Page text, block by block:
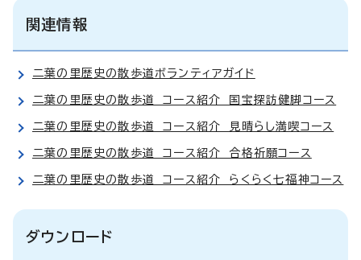
関連情報
二葉の里歴史の散歩道ボランティアガイド
二葉の里歴史の散歩道 コース紹介 国宝探訪健脚コース
二葉の里歴史の散歩道 コース紹介 見晴らし満喫コース
二葉の里歴史の散歩道 コース紹介 合格祈願コース
二葉の里歴史の散歩道 コース紹介 らくらく七福神コース
ダウンロード